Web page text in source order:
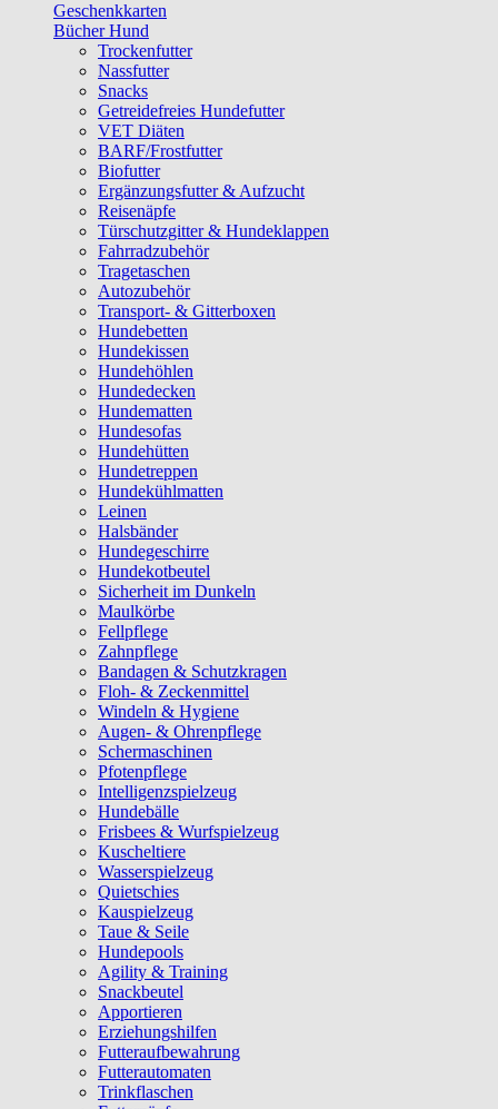
Geschenkkarten
Bücher Hund
Trockenfutter
Nassfutter
Snacks
Getreidefreies Hundefutter
VET Diäten
BARF/Frostfutter
Biofutter
Ergänzungsfutter & Aufzucht
Reisenäpfe
Türschutzgitter & Hundeklappen
Fahrradzubehör
Tragetaschen
Autozubehör
Transport- & Gitterboxen
Hundebetten
Hundekissen
Hundehöhlen
Hundedecken
Hundematten
Hundesofas
Hundehütten
Hundetreppen
Hundekühlmatten
Leinen
Halsbänder
Hundegeschirre
Hundekotbeutel
Sicherheit im Dunkeln
Maulkörbe
Fellpflege
Zahnpflege
Bandagen & Schutzkragen
Floh- & Zeckenmittel
Windeln & Hygiene
Augen- & Ohrenpflege
Schermaschinen
Pfotenpflege
Intelligenzspielzeug
Hundebälle
Frisbees & Wurfspielzeug
Kuscheltiere
Wasserspielzeug
Quietschies
Kauspielzeug
Taue & Seile
Hundepools
Agility & Training
Snackbeutel
Apportieren
Erziehungshilfen
Futteraufbewahrung
Futterautomaten
Trinkflaschen